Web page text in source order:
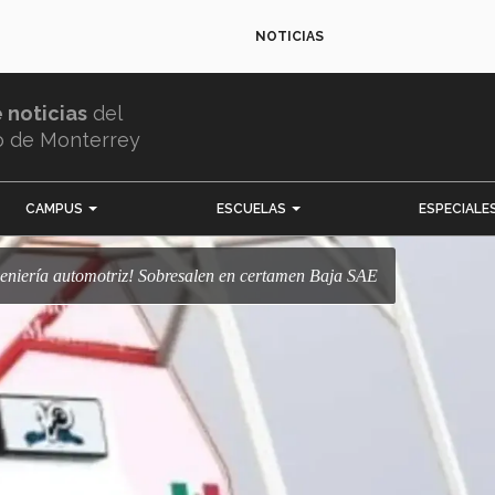
NOTICIAS
noticias del
de Monterrey
CAMPUS ESCUELAS
automotriz! Sobresalen en certamen Baja SAE